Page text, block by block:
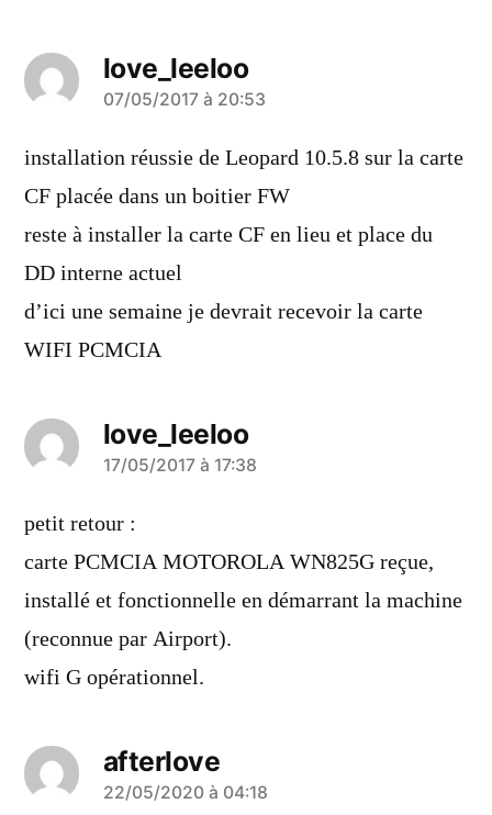
love_leeloo
a
dit :
07/05/2017 à 20:53
installation réussie de Leopard 10.5.8 sur la carte
CF placée dans un boitier FW
reste à installer la carte CF en lieu et place du
DD interne actuel
d’ici une semaine je devrait recevoir la carte
WIFI PCMCIA
love_leeloo
a
dit :
17/05/2017 à 17:38
petit retour :
carte PCMCIA MOTOROLA WN825G reçue,
installé et fonctionnelle en démarrant la machine
(reconnue par Airport).
wifi G opérationnel.
afterlove
a
22/05/2020 à 04:18